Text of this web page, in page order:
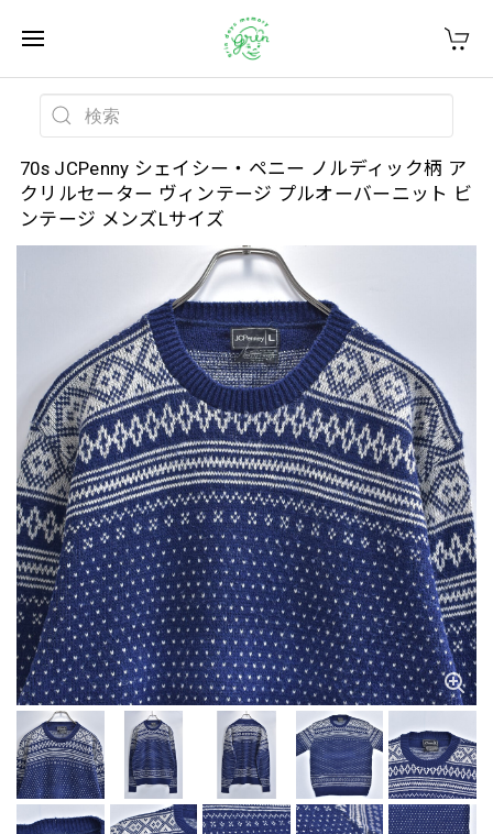
70s JCPenny シェイシー・ペニー ノルディック柄 ア
クリルセーター ヴィンテージ プルオーバーニット ビ
ンテージ メンズLサイズ